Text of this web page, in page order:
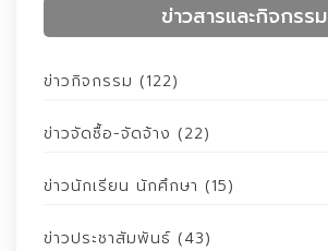
ข่าวสารและกิจกรรม
ข่าวกิจกรรม (122)
ข่าวจัดซื้อ-จัดจ้าง (22)
ข่าวนักเรียน นักศึกษา (15)
ข่าวประชาสัมพันธ์ (43)